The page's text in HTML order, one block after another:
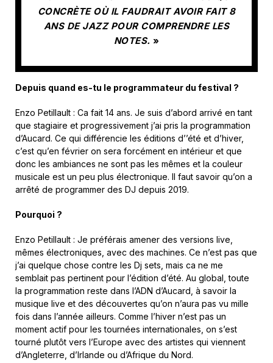
CONCRÈTE OÙ IL FAUDRAIT AVOIR FAIT 8
ANS DE JAZZ POUR COMPRENDRE LES
NOTES. »
Depuis quand es-tu le programmateur du festival ?
Enzo Petillault : Ca fait 14 ans. Je suis d’abord arrivé en tant
que stagiaire et progressivement j’ai pris la programmation
d’Aucard. Ce qui différencie les éditions d’’été et d’hiver,
c’est qu’en février on sera forcément en intérieur et que
donc les ambiances ne sont pas les mêmes et la couleur
musicale est un peu plus électronique. Il faut savoir qu’on a
arrêté de programmer des DJ depuis 2019.
Pourquoi ?
Enzo Petillault : Je préférais amener des versions live,
mêmes électroniques, avec des machines. Ce n’est pas que
j’ai quelque chose contre les Dj sets, mais ca ne me
semblait pas pertinent pour l’édition d’été. Au global, toute
la programmation reste dans l’ADN d’Aucard, à savoir la
musique live et des découvertes qu’on n’aura pas vu mille
fois dans l’année ailleurs. Comme l’hiver n’est pas un
moment actif pour les tournées internationales, on s’est
tourné plutôt vers l’Europe avec des artistes qui viennent
d’Angleterre, d’Irlande ou d’Afrique du Nord.